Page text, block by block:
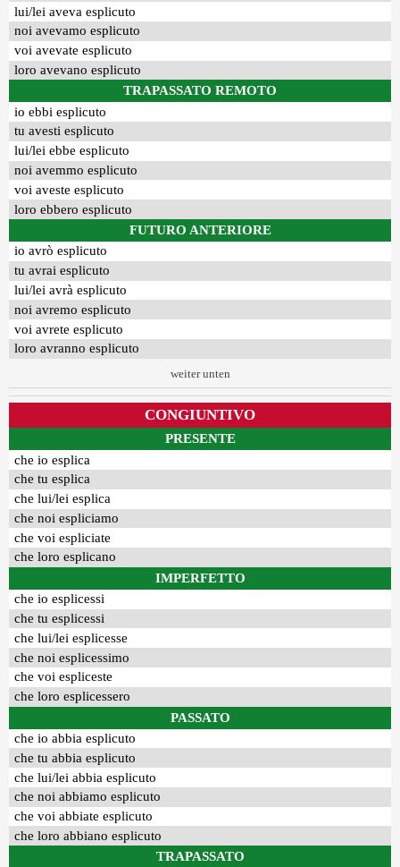
lui/lei aveva esplicuto
noi avevamo esplicuto
voi avevate esplicuto
loro avevano esplicuto
TRAPASSATO REMOTO
io ebbi esplicuto
tu avesti esplicuto
lui/lei ebbe esplicuto
noi avemmo esplicuto
voi aveste esplicuto
loro ebbero esplicuto
FUTURO ANTERIORE
io avrò esplicuto
tu avrai esplicuto
lui/lei avrà esplicuto
noi avremo esplicuto
voi avrete esplicuto
loro avranno esplicuto
weiter unten
CONGIUNTIVO
PRESENTE
che io esplica
che tu esplica
che lui/lei esplica
che noi espliciamo
che voi espliciate
che loro esplicano
IMPERFETTO
che io esplicessi
che tu esplicessi
che lui/lei esplicesse
che noi esplicessimo
che voi espliceste
che loro esplicessero
PASSATO
che io abbia esplicuto
che tu abbia esplicuto
che lui/lei abbia esplicuto
che noi abbiamo esplicuto
che voi abbiate esplicuto
che loro abbiano esplicuto
TRAPASSATO